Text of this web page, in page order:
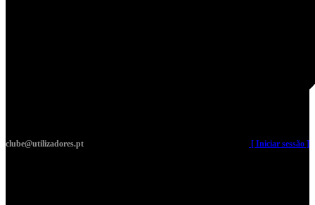
clube@utilizadores.pt [ Iniciar sessão ]